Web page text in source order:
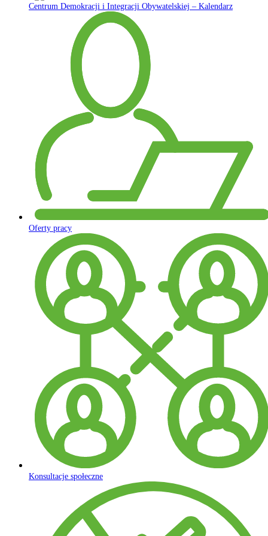
Centrum Demokracji i Integracji Obywatelskiej – Kalendarz
Oferty pracy
Konsultacje społeczne